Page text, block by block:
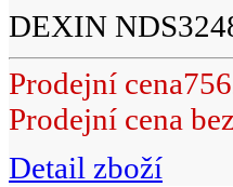
DEXIN
Prodejní cena
Prodejní cena
Detail zboží